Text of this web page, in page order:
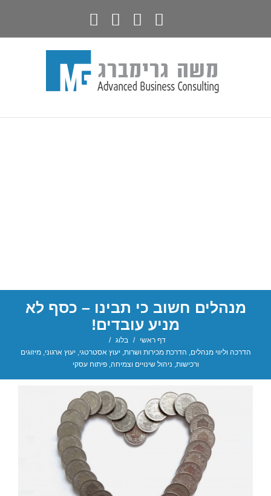
מנהלים חשוב כי תבינו – כסף לא
מניע עובדים!
דף ראשי / בלוג
/
הדרכה וליווי מנהלים, הדרכת מכירות ושרות, יעוץ אסטרטגי, יעוץ ארגוני,מיזוגים
ורכישות, ניהול שינויים וצמיחה,פיתוח עסקי